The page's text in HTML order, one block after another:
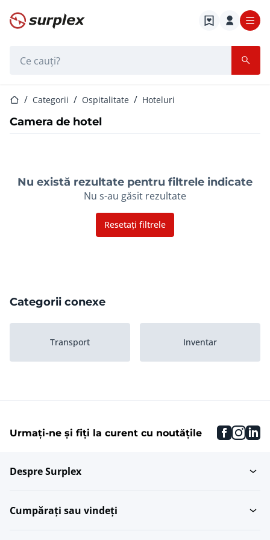
Pagina de start
Pagina de start
Categorii Ospitalitate Hoteluri
Camera de hotel
Nu există rezultate pentru filtrele indicate
Nu s-au găsit rezultate
Resetați filtrele
Categorii conexe
Transport Inventar
Urmați-ne și fiți la curent cu noutățile
Despre Surplex
Cumpărați sau vindeți